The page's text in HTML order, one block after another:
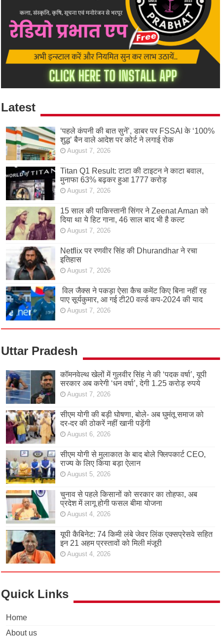
Latest
‘पहले कंपनी की बात सुनें’, डाबर पर FSSAI के ‘100%
शुद्ध’ बैन वाले आदेश पर कोर्ट ने लगाई रोक
August 7, 2026
Titan Q1 Result: टाटा की टाइटन ने काटा बवाल,
मुनाफा 63% बढ़कर हुआ 1777 करोड़
August 7, 2026
15 साल की पाकिस्तानी सिंगर ने Zeenat Aman को
दिया था ये हिट गाना, 46 साल बाद भी है कल्ट
August 7, 2026
Netflix पर रणवीर सिंह की Dhurandhar ने रचा
इतिहास
August 7, 2026
विल जैक्स ने पकड़ा ऐसा कैच कमेंट किए बिना नहीं रह
पाए सूर्यकुमार, आ गई टी20 वर्ल्ड कप-2024 की याद
August 7, 2026
Uttar Pradesh
कॉमनवेल्थ खेलों में गुलवीर सिंह ने की ‘पदक वर्षा’, यूपी
सरकार अब करेगी ‘धन वर्षा’, देगी 1.25 करोड़ रुपये
August 7, 2026
सीएम योगी की बड़ी घोषणा, बोले- अब घुमंतू समाज को
दर-दर की ठोकरें नहीं खानी पड़ेंगी
August 6, 2026
सीएम योगी से मुलाकात के बाद बोले फ्लिपकार्ट CEO,
राज्य के लिए किया बड़ा ऐलान
August 5, 2026
चुनाव से पहले किसानों को सरकार का तोहफा, अब
प्रदेश में लागू होगी फसल बीमा योजना
August 4, 2026
यूपी कैबिनेट: 74 किमी लंबे जेवर लिंक एक्सप्रेसवे सहित
इन 21 अहम प्रस्तावों को मिली मंजूरी
August 4, 2026
Quick Links
Home
About us